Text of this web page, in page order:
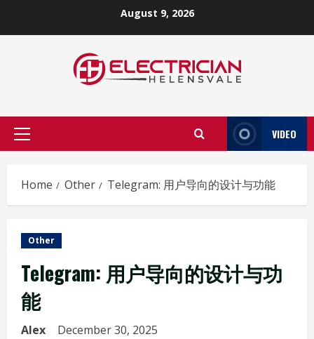
August 9, 2026
Primary
VIDEO
Home Other Telegram: 用户导向的设计与功能
Other
Telegram: 用户导向的设计与功
能
Alex December 30, 2025